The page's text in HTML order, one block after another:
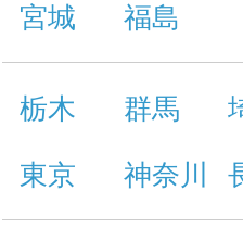
宮城 福島
栃木 群馬
東京 神奈川